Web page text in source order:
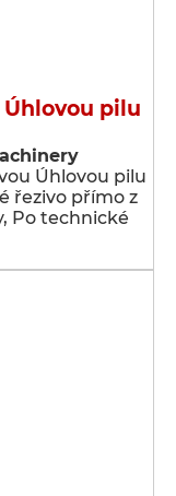
pilu
Úhlovou pilu
řezivo přímo z
Po technické